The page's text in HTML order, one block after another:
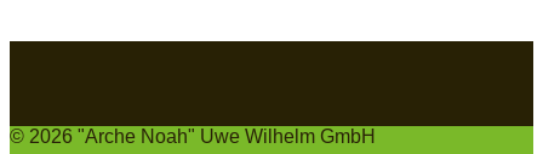
© 2026 "Arche Noah" Uwe Wilhelm GmbH